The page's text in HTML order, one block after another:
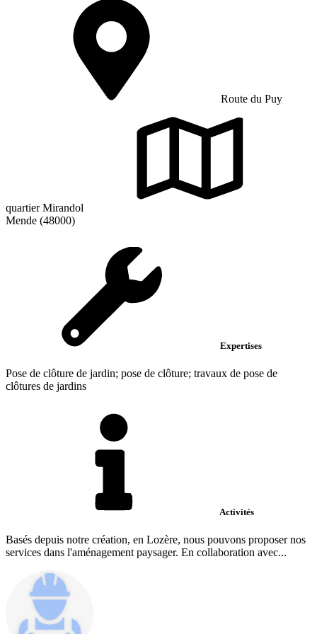
Route du Puy
quartier Mirandol
Mende (48000)
Expertises
Pose de clôture de jardin; pose de clôture; travaux de pose de
clôtures de jardins
Activités
Basés depuis notre création, en Lozère, nous pouvons proposer nos
services dans l'aménagement paysager. En collaboration avec...